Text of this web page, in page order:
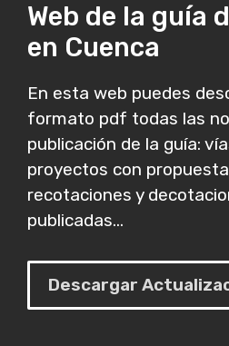
Web de la guía
en Cuenca
En esta web puedes
formato pdf todas las
publicación de la guía:
proyectos con
recotaciones y
publicadas...
Descargar